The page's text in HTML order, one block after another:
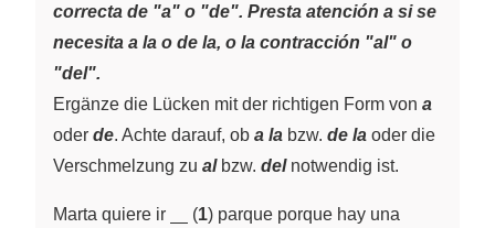
correcta de "a" o "de". Presta atención a si se
necesita a la o de la, o la contracción "al" o
"del".
Ergänze die Lücken mit der richtigen Form von a
oder de. Achte darauf, ob a la bzw. de la oder die
Verschmelzung zu albzw. delnotwendig ist.
Marta quiere ir \underline{~\;~}
(1) parque porque hay una